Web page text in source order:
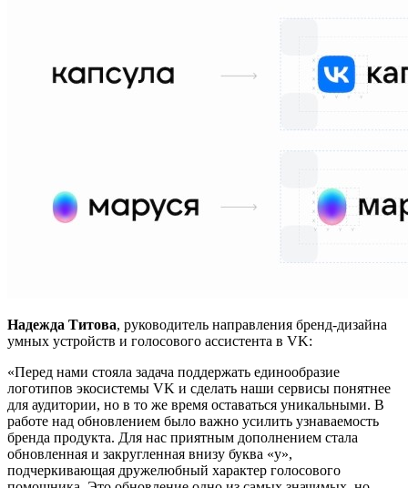
Надежда Титова, руководитель направления бренд-дизайна
умных устройств и голосового ассистента в VK:
«Перед нами стояла задача поддержать единообразие
логотипов экосистемы VK и сделать наши сервисы понятнее
для аудитории, но в то же время оставаться уникальными. В
работе над обновлением было важно усилить узнаваемость
бренда продукта. Для нас приятным дополнением стала
обновленная и закругленная внизу буква «у»,
подчеркивающая дружелюбный характер голосового